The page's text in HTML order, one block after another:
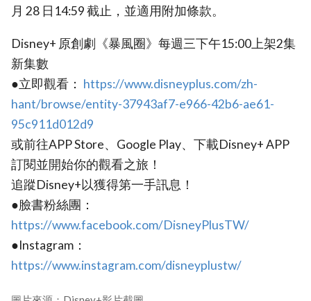
月 28 日14:59 截止，並適用附加條款。
Disney+ 原創劇《暴風圈》每週三下午15:00上架2集
新集數
●立即觀看： https://www.disneyplus.com/zh-
hant/browse/entity-37943af7-e966-42b6-ae61-
95c911d012d9
或前往APP Store、Google Play、下載Disney+ APP
訂閱並開始你的觀看之旅！
追蹤Disney+以獲得第一手訊息！
●臉書粉絲團：
https://www.facebook.com/DisneyPlusTW/
●Instagram：
https://www.instagram.com/disneyplustw/